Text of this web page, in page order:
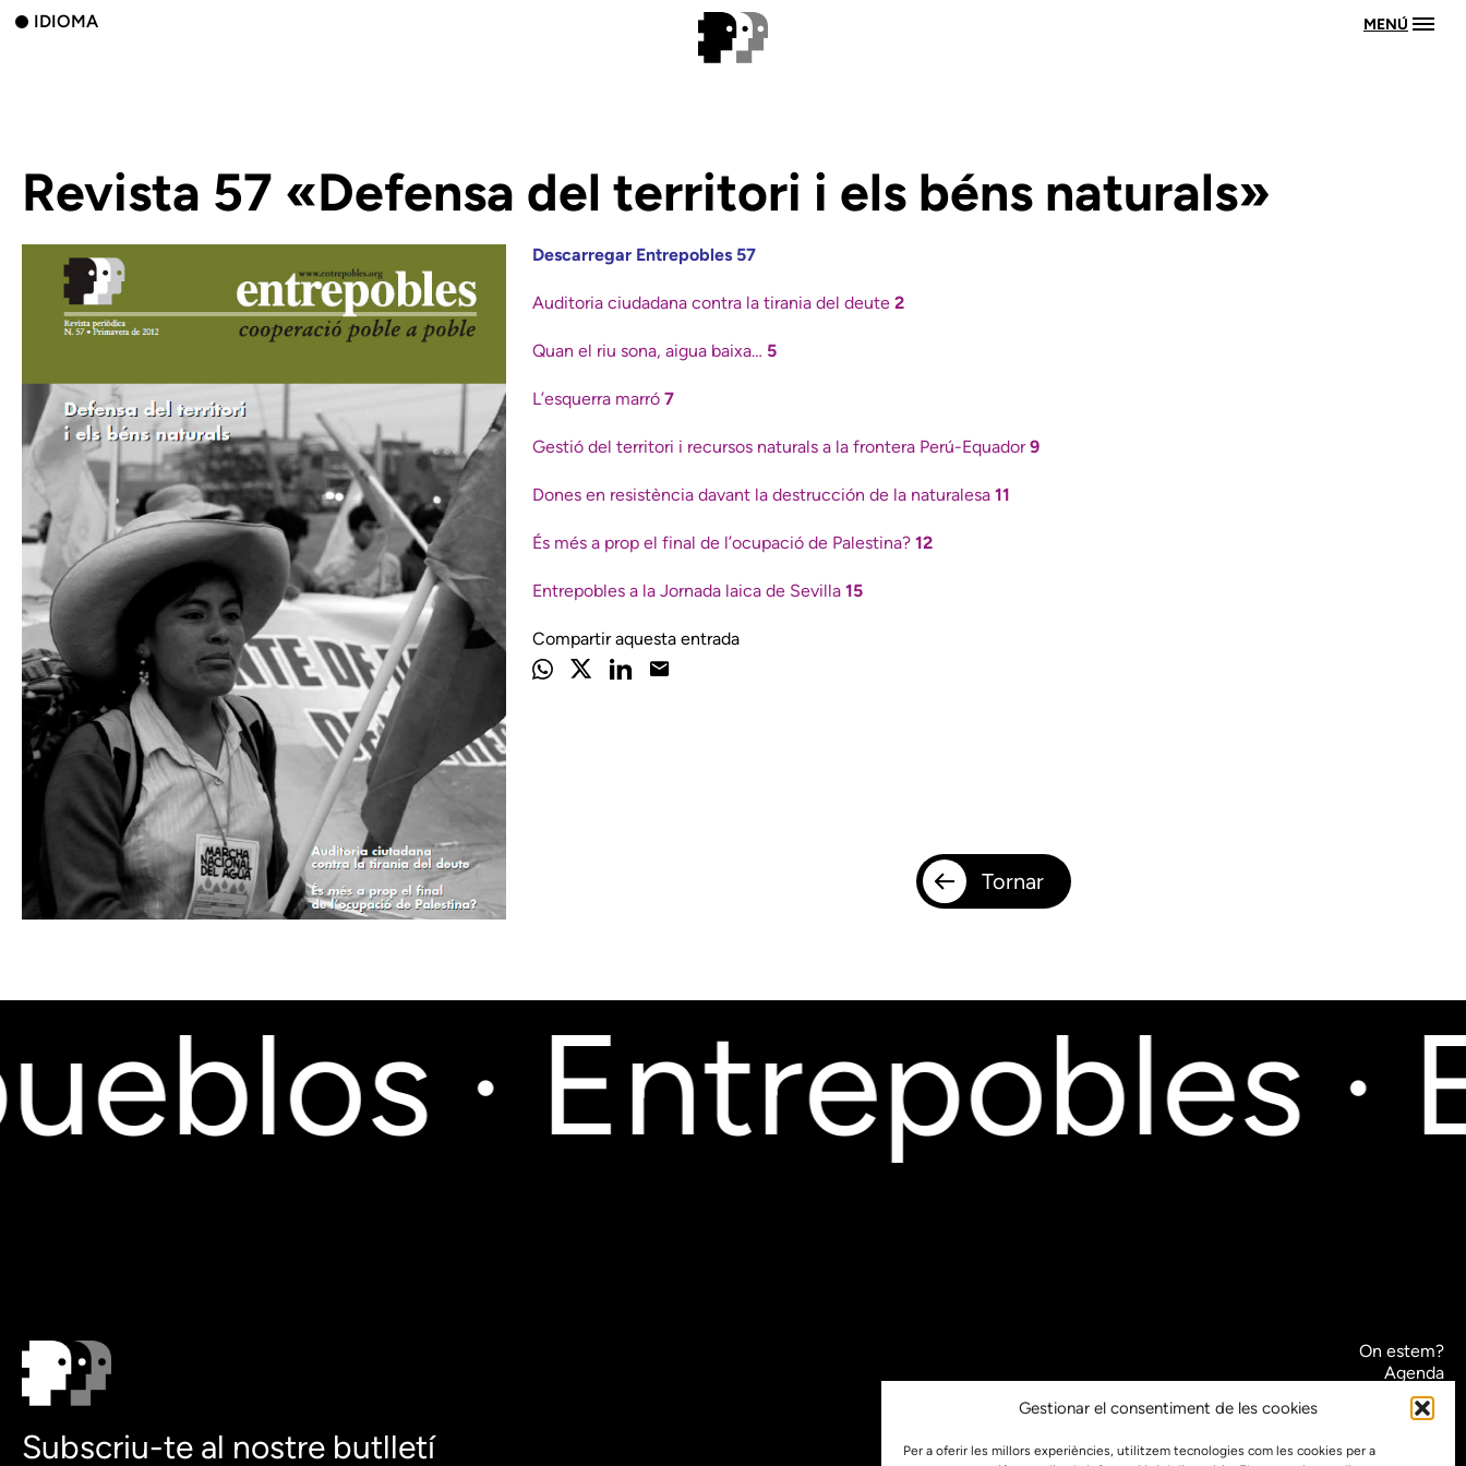
Gestionar el consentiment de les cookies
Per a oferir les millors experiències, utilitzem tecnologies com les cookies per a
IDIOMA MENÚ
Revista 57 «Defensa del territori i els béns naturals»
Descarregar Entrepobles 57
Auditoria ciudadana contra la tirania del deute 2
Quan el riu sona, aigua baixa… 5
L’esquerra marró 7
Gestió del territori i recursos naturals a la frontera Perú-Equador9
Dones en resistència davant la destrucción de la naturalesa 11
És més a prop el final de l’ocupació de Palestina? 12
Entrepobles a la Jornada laica de Sevilla 15
Compartir aquesta entrada
Tornar
· Entrepobles ·
Subscriu-te al nostre butlletí
On estem?
Agenda
Contacte
El nostre compromís amb la transparència
Política de privacidad